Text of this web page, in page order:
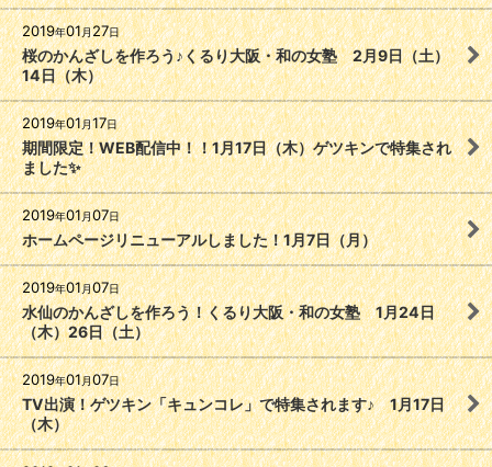
2019年01月27日
桜のかんざしを作ろう♪くるり大阪・和の女塾 2月9日（土）
14日（木）
2019年01月17日
期間限定！WEB配信中！！1月17日（木）ゲツキンで特集され
ました✨
2019年01月07日
ホームページリニューアルしました！1月7日（月）
2019年01月07日
水仙のかんざしを作ろう！くるり大阪・和の女塾 1月24日
（木）26日（土）
2019年01月07日
TV出演！ゲツキン「キュンコレ」で特集されます♪ 1月17日
（木）